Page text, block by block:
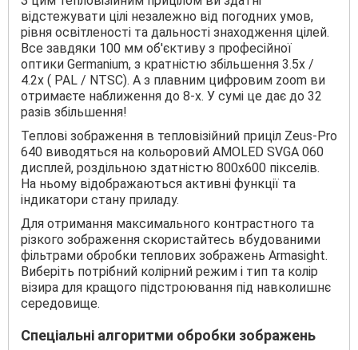
відстежувати цілі незалежно від погодних умов,
рівня освітленості та дальності знаходження цілей.
Все завдяки 100 мм об'єктиву з професійної
оптики Germanium, з кратністю збільшення 3.5х /
4.2х ( PAL / NTSC). А з плавним цифровим zoom ви
отримаєте наближення до 8-х. У сумі це дає до 32
разів збільшення!
Теплові зображення в тепловізійний приціл Zeus-Pro
640 виводяться на кольоровий AMOLED SVGA 060
дисплей, роздільною здатністю 800х600 пікселів.
На ньому відображаються активні функції та
індикатори стану приладу.
Для отримання максимального контрастного та
різкого зображення скористайтесь вбудованими
фільтрами обробки теплових зображень Armasight.
Виберіть потрібний колірний режим і тип та колір
візира для кращого підстроювання під навколишнє
середовище.
Спеціальні алгоритми обробки зображень